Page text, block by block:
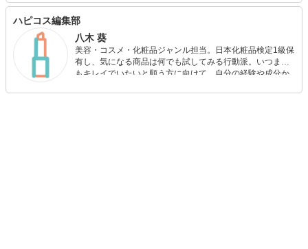
上のスキンケア化粧品を実際に試した経験をいかしておす
すめのアイテムをご紹介していきます。 日本化粧品検定1
ハピコス編集部
八木 葵
美容・コスメ・化粧品ジャンル担当。日本化粧品検定1級保
有し、気になる商品は何でも試してみる行動派。いつまで
もキレイでいたいと願う方に向けて、自分の経験や成分か